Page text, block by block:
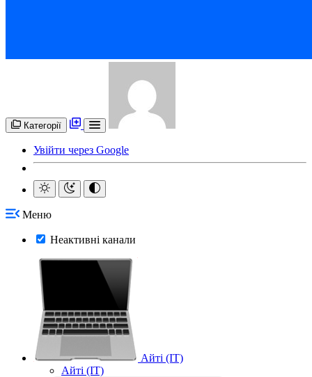
Категорії
Увійти через Google
Меню
Неактивні канали
Айті (IT)
Айті (IT)